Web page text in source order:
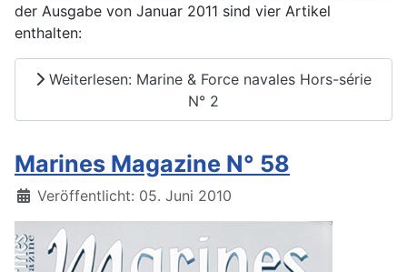
der Ausgabe von Januar 2011 sind vier Artikel
enthalten:
Weiterlesen: Marine & Force navales Hors-série
N° 2
Marines Magazine N° 58
Details
Veröffentlicht: 05. Juni 2010